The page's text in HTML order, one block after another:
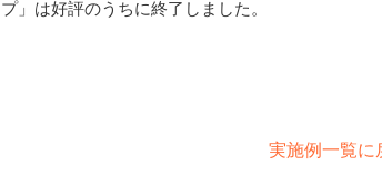
プ」は好評のうちに終了しました。
実施例一覧に